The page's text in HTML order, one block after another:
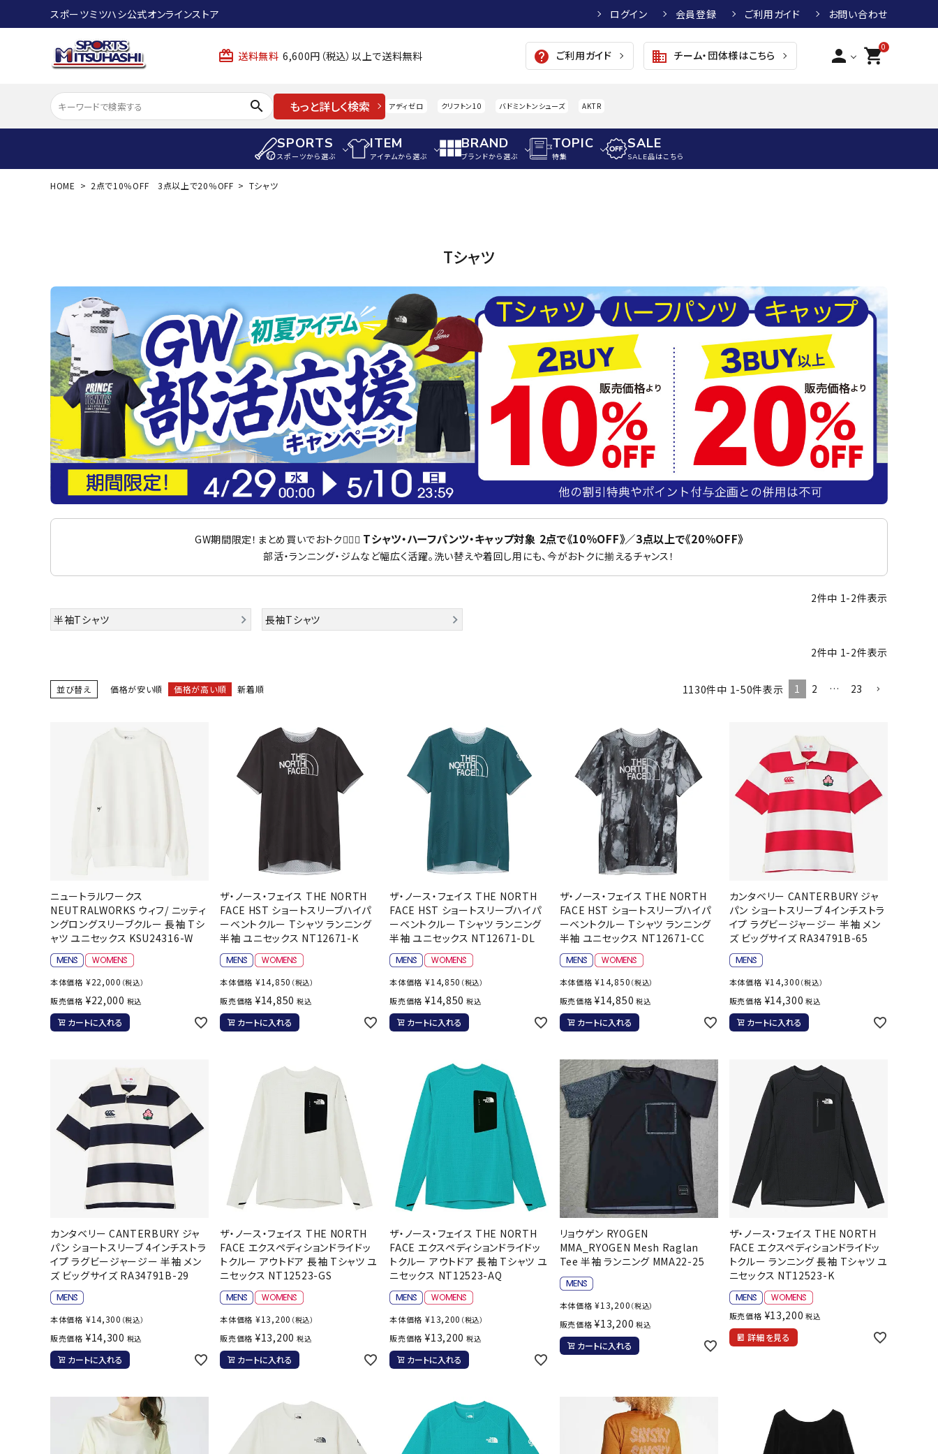
スポーツミツハシ公式オンラインストア ログイン 会員登録 ご利用ガイド お問い合わせ
card_giftcard 送料無料 6,600円（税込）以上で送料無料 help ご利用ガイド business チーム・団体様はこちら person 0
shopping_cart
search もっと詳しく検索 アディゼロ クリフトン10 バドミントンシューズ AKTR
SPORTS
スポーツから選ぶ
陸上競技用ウィメンズウェア
陸上競技用ソックス
その他アクセサリー
ジュニアサッカースパイク
ジュニアレーニングシューズ
シューズアクセサリー
フットボールサンダル
サッカーウェア
ジュニアサッカーウェア
レプリカ商品
ジュニアレプリカ商品
サッカーボール
フットサルボール
サッカーバッグ
その他アクセサリー
ソフトボール用グラブ・ミット
硬式バット
軟式バット
少年軟式バット
ソフトボール用バット
野球スパイク・シューズ
少年野球スパイク・シューズ
野球ウェア
ジュニア野球ウェア
ユニフォーム・練習着
バッティング手袋
インナーグローブ（守備用手袋）
その他手袋
バッグ・ケース
メンテナンス用品
ストリングス・ガット（テニス）
ストリングス・ガット（ソフトテニス）
グリップテープ
エッジガード
テニスシューズ
テニスバッグ
テニスウェア
キャップ・バイザー
ソックス
ボール（テニス）
その他アクセサリー
バドミントンラケット
バドミントンシューズ
バドミントンウェア
シャトル
バッグ
その他アクセサリー
卓球シューズ
卓球ウェア
ボール（卓球）
その他アクセサリー
バスケットボールシューズ
レプリカウェア・グッズ
ボール（バスケットボール）
ボール用品（バスケットボール）
ソックス
その他アクセサリー
バレーボール
バレーボールシューズ
ボール（バレーボール）
ボール用品（バレーボール）
ソックス
その他アクセサリー
ハンドボール
ハンドボールシューズ
ハンドボールウェア
ボール（ハンドボール）
ラグビー
ラグビースパイク・シューズ
ラグビーウェア
ヘッドギア（ラグビー）
スイム・競泳
競泳水着・練習水着
フィットネス水着
スクール水着
その他アクセサリー
マリンスポーツ
ランニング
メンズランニングシューズ
レディースランニングシューズ
ランニングソックス
ランニングキャップ
その他アクセサリー
ウォーキング
メンズウォーキングシューズ
ウィメンズウォーキングシューズ
その他アクセサリー
フィットネス・ヨガ
ヨガウェア
ダンス・フィットネスウェア
インナーウェア
その他アクセサリー
トレーニング用品
トレーニング用品
アウトドア
メンズアウトドアウェア
ウィメンズアウトドアウェア
キッズ・ベビーアウトドアウェア
アウトドアシューズ
帽子
ソックス
バッグ
その他アクセサリー
武道・格闘技
柔道
武道・格闘技小物
トレーニング・ジム/カジ
ュアル
ウィメンズウェア
キッズウェア
コンプレッションウェア
キャンプ用品
クッキングウェア
シュラフ・寝具
テーブル・チェア関連
ITEM
アイテムから選ぶ
その他ウェア
その他ウェア
その他ウェア
ヨガマット
サポーター・テーピング
タオル
シューズ
メンズランニング
ウイメンズランニング
ジュニアランニング
サッカースパイク
ジュニアサッカースパイク
サッカー・フットサルトレーニン
グシューズ
ジュニアサッカー・フットサルト
レーニングシューズ
野球スパイク・シューズ
バスケットボールシューズ
ハンドボールシューズ
ウォーキング・トレッキングシュ
ーズ
アウトドアシューズ
トレーニング・ジム・カジュアル
キッズカジュアル
バッグ
バックパック
トートバッグ
ショルダーバッグ
ボディー・ウエストバッグ
ダッフル・ボストンバッグ
テニスバッグ
その他バッグ
ソックス
ランニング・陸上ソックス
テニス・バドミントンソックス
野球ソックス
バスケットソックス
バレーボールソックス
トレッキングソックス
ラグビーソックス
トレーニング・ジム・カジュアル
帽子
キャップ
ハット
サンバイザー
ニット帽・ビーニー
その他キャップ
BRAND
ブランドから選ぶ
Babolat BIKE BUTTERFLY
CANTERBUR
CAPTAIN
STAG
ccilu
Chacott Champion Columbia CONVERSE DA MISS
le coq sportif
manduka Marble
MIKANO
ミツハシオリジ
ナル
MIZUNO MTG
NEUTRALWO
RKS
New Balance NIKE Nittaku Ocean Pacific ogawa tent
ON ONYONE PENALTY Prince
Real Stone ReefTourer RUSTY
Sondico Speedo
Super
Natural
suria SVOLME SWANS
Tasmania
Tecnifibre
THE NORTH
TRIGGERPOI
uhlsport
TOPIC
特集
SALE
SALE品はこちら
ACCOUNT MENU
アイテムから選ぶ
ブランドから選ぶ
SALE品はこちら
INFORMATIOM
ご利用ガイド
メルマガ登録
HOME 2点で10％OFF 3点以上で20％OFF Tシャツ
Tシャツ
GW期間限定！まとめ買いでおトク🏃‍♂️✨ Tシャツ・ハーフパンツ・キャップ対象 2点で《10％OFF》／3点以上で《20％OFF》
部活・ランニング・ジムなど幅広く活躍。洗い替えや着回し用にも、今がおトクに揃えるチャンス！
2件中 1-2件表示
半袖Tシャツ
長袖Tシャツ
2件中 1-2件表示
並び替え 価格が安い順 価格が高い順 新着順 1130件中 1-50件表示 1 2 … 23
ニュートラルワークス
NEUTRALWORKS ウィフ/ ニッティ
ングロングスリーブクルー 長袖 Tシ
ャツ ユニセックス KSU24316-W
本体価格 ¥22,000 （税込）
販売価格 ¥22,000 税込
カートに入れる
ザ・ノース・フェイス THE NORTH
FACE HST ショートスリーブハイパ
ーベントクルー Tシャツ ランニング
半袖 ユニセックス NT12671-K
本体価格 ¥14,850 （税込）
販売価格 ¥14,850 税込
カートに入れる
ザ・ノース・フェイス THE NORTH
FACE HST ショートスリーブハイパ
ーベントクルー Tシャツ ランニング
半袖 ユニセックス NT12671-DL
本体価格 ¥14,850 （税込）
販売価格 ¥14,850 税込
カートに入れる
ザ・ノース・フェイス THE NORTH
FACE HST ショートスリーブハイパ
ーベントクルー Tシャツ ランニング
半袖 ユニセックス NT12671-CC
本体価格 ¥14,850 （税込）
販売価格 ¥14,850 税込
カートに入れる
カンタベリー CANTERBURY ジャ
パン ショートスリーブ 4インチストラ
イプ ラグビージャージー 半袖 メン
ズ ビッグサイズ RA34791B-65
本体価格 ¥14,300 （税込）
販売価格 ¥14,300 税込
カートに入れる
カンタベリー CANTERBURY ジャ
パン ショートスリーブ 4インチストラ
イプ ラグビージャージー 半袖 メン
ズ ビッグサイズ RA34791B-29
本体価格 ¥14,300 （税込）
販売価格 ¥14,300 税込
カートに入れる
ザ・ノース・フェイス THE NORTH
FACE エクスペディションドライドッ
トクルー アウトドア 長袖 Tシャツ ユ
ニセックス NT12523-GS
本体価格 ¥13,200 （税込）
販売価格 ¥13,200 税込
カートに入れる
ザ・ノース・フェイス THE NORTH
FACE エクスペディションドライドッ
トクルー アウトドア 長袖 Tシャツ ユ
ニセックス NT12523-AQ
本体価格 ¥13,200 （税込）
販売価格 ¥13,200 税込
カートに入れる
リョウゲン RYOGEN
MMA_RYOGEN Mesh Raglan
Tee 半袖 ランニング MMA22-25
本体価格 ¥13,200 （税込）
販売価格 ¥13,200 税込
カートに入れる
ザ・ノース・フェイス THE NORTH
FACE エクスペディションドライドッ
トクルー ランニング 長袖 Tシャツ ユ
ニセックス NT12523-K
販売価格 ¥13,200 税込
詳細を見る